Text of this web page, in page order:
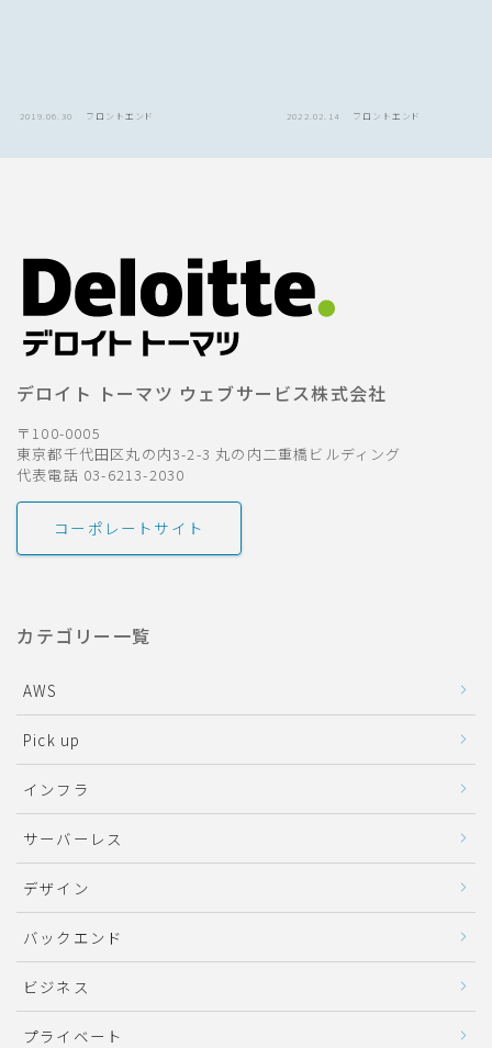
2019.06.30 フロントエンド 2022.02.14 フロントエンド
デロイト トーマツ ウェブサービス株式会社
〒100-0005
東京都千代田区丸の内3-2-3 丸の内二重橋ビルディング
代表電話 03-6213-2030
コーポレートサイト
カテゴリー一覧
AWS
Pick up
インフラ
サーバーレス
デザイン
バックエンド
ビジネス
プライベート